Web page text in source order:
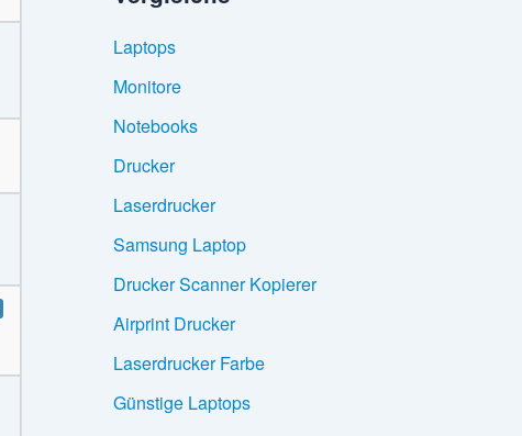
Laptops
Monitore
Notebooks
Drucker
Laserdrucker
Samsung Laptop
Drucker Scanner Kopierer
Airprint Drucker
Laserdrucker Farbe
Günstige Laptops